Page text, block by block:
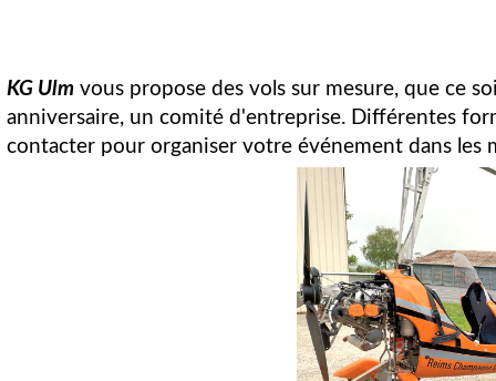
KG Ulm vous propose des vols sur mesure, que ce
anniversaire, un comité d'entreprise. Différentes
contacter pour organiser votre événement dans les